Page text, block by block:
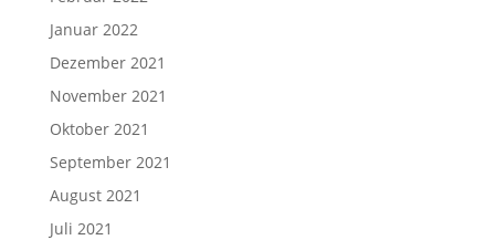
Januar 2022
Dezember 2021
November 2021
Oktober 2021
September 2021
August 2021
Juli 2021